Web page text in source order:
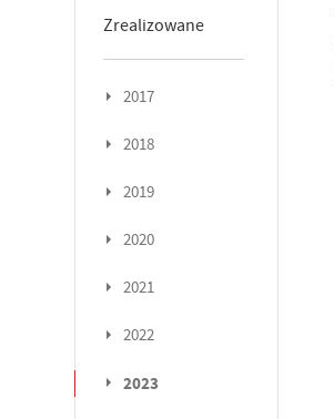
Zrealizowane
2017
2018
2019
2020
2021
2022
2023